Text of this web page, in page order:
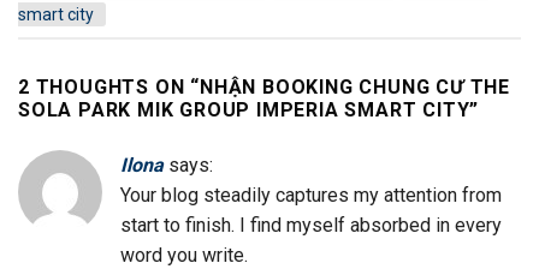
smart city
2 THOUGHTS ON “NHẬN BOOKING CHUNG CƯ THE
SOLA PARK MIK GROUP IMPERIA SMART CITY”
Ilona says:
Your blog steadily captures my attention from
start to finish. I find myself absorbed in every
word you write.